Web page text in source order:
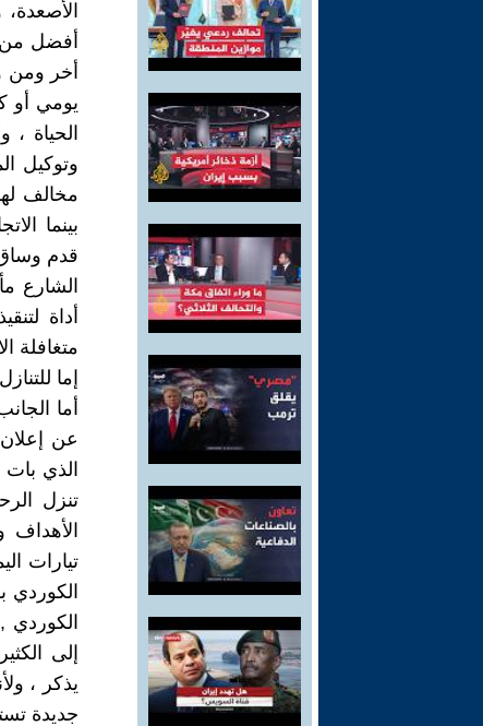
أفضل من
أخر ومن
يومي أو
الحياة
وتوكيل
مخالف
بينما
قدم وساق
الشارع
أداة
متغافلة
إما
أما
عن
الذي بات
تنزل
تيارات
إلى
يذكر ،
جديدة